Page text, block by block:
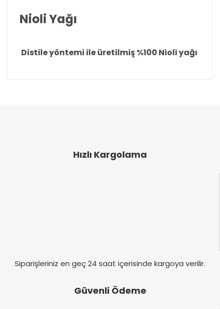
Nioli Yağı
Distile yöntemi ile üretilmiş %100 Nioli yağı
Bu ürünün fiyat bilgisi, resim, ürün açıklamalarında
Ürün bilgilerinde hatalar bulunuyor.
Hızlı Kargolama
Siparişleriniz en geç 24 saat içerisinde kargoya verilir.
Güvenli Ödeme